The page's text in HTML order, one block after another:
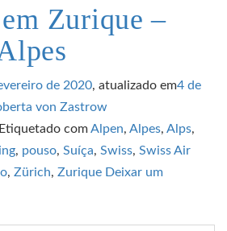
Zurique –
de 2020, atualizado em4 de
von Zastrow
Etiquetado comAlpen, Alpes, Alps,
, pouso, Suíça, Swiss, Swiss Air
, Zürich, Zurique Deixar um